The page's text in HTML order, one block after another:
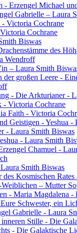
Erzengel Michael
Gabrielle – Laura
- Victoria Cochrane
Cochrane
Biswas
des
Wendroff
– Laura Smith
großen Leere -
- Die Arkturianer -
- Victoria Cochrane
Faith - Victoria
Geistigen - Yeshua -
- Laura Smith Biswas
- Laura Smith
Chamuel -
Smith Biswas
Kosmischen
– Mutter
- Maria Magdalena
Schwester, ein
Gabrielle - Laura
Stille - Die
- Die Galaktische